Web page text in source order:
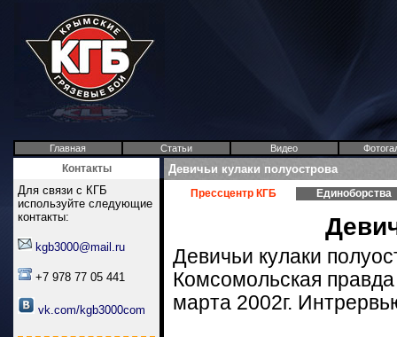
Главная Статьи Видео
Контакты
Для связи с КГБ
используйте следующие
контакты:
kgb3000@mail.ru
+7 978 77 05 441
vk.com/kgb3000com
Девичьи кулаки полуострова
Прессцентр КГБ Единоборства
Девичьи кулаки
Комсомольская
марта 2002г.